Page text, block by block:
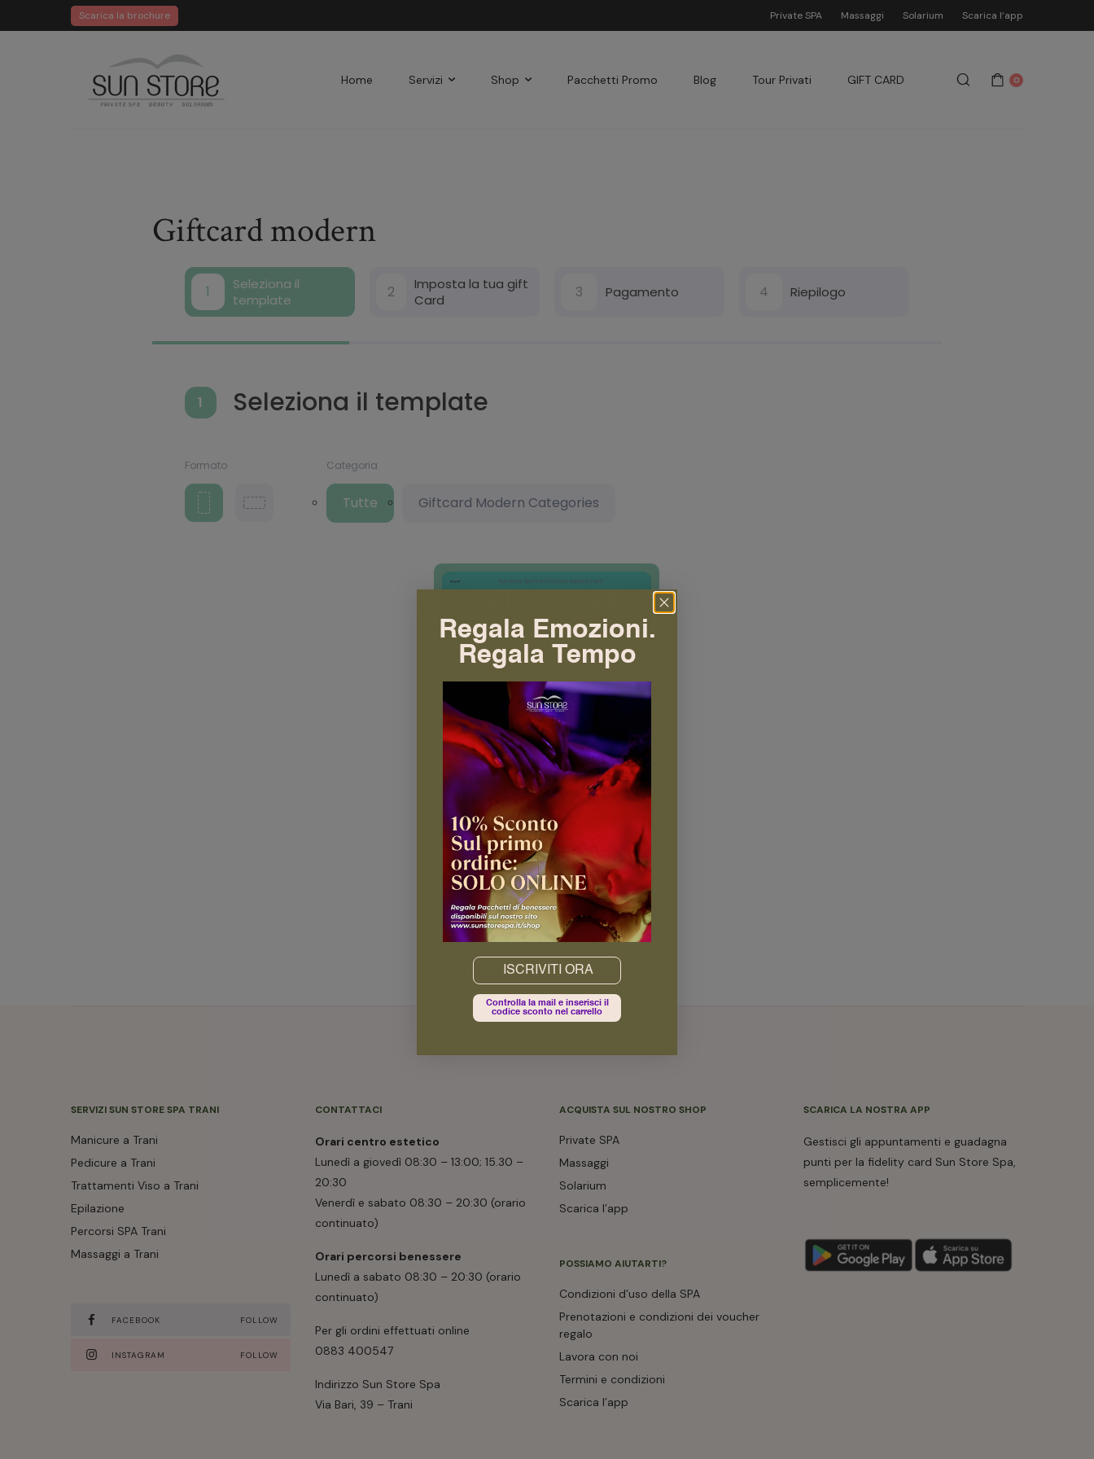
Scarica la brochure Private SPA Massaggi Solarium Scarica l’app
Home Servizi Shop Pacchetti Promo Blog Tour Privati GIFT CARD 0
Giftcard modern
1
Seleziona il
template
2
Imposta la tua gift
Card
3 Pagamento 4 Riepilogo
1 Seleziona il template
Formato Categoria
Tutte Giftcard Modern Categories
SERVIZI SUN STORE SPA TRANI
Manicure a Trani
Pedicure a Trani
Trattamenti Viso a Trani
Epilazione
Percorsi SPA Trani
Massaggi a Trani
FACEBOOK FOLLOW
INSTAGRAM FOLLOW
CONTATTACI
Orari centro estetico
Lunedì a giovedì 08:30 – 13:00; 15.30 –
20:30
Venerdì e sabato 08:30 – 20:30 (orario
continuato)
Orari percorsi benessere
Lunedì a sabato 08:30 – 20:30 (orario
continuato)
Per gli ordini effettuati online
0883 400547
Indirizzo Sun Store Spa
Via Bari, 39 – Trani
ACQUISTA SUL NOSTRO SHOP
Private SPA
Massaggi
Solarium
Scarica l’app
POSSIAMO AIUTARTI?
Condizioni d’uso della SPA
Prenotazioni e condizioni dei voucher
regalo
Lavora con noi
Termini e condizioni
Scarica l’app
SCARICA LA NOSTRA APP
Gestisci gli appuntamenti e guadagna
punti per la fidelity card Sun Store Spa,
semplicemente!
Regala Emozioni.
Regala Tempo
Email
Controlla la mail e inserisci il
codice sconto nel carrello